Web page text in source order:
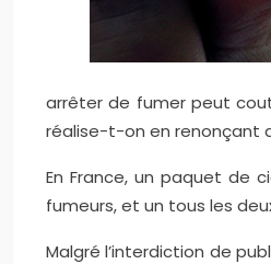
arrêter de fumer peut
réalise-t-on en renonçant
En France, un paquet de
fumeurs, et un tous les
Malgré l’interdiction de